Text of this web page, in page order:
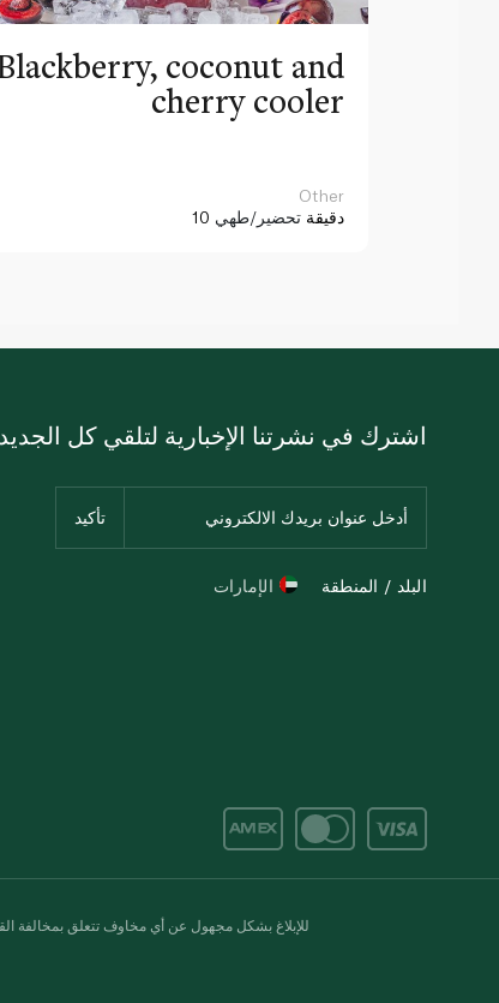
coconut and
cherry cooler
Other
10 دقيقة تحضير/طهي
اشترك في نشرتنا الإخبارية لتلقي كل
البلد / المنطقة الإمارات
للإبلاغ بشكل مجهول عن أي مخاوف تتعلق بمخالفة